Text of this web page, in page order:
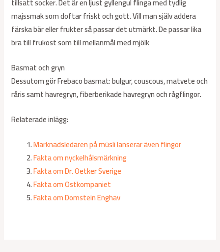
tillsatt socker. Det är en ljust gyllengul flinga med tydlig
majssmak som doftar friskt och gott. Vill man själv addera
färska bär eller frukter så passar det utmärkt. De passar lika
bra till frukost som till mellanmål med mjölk
Basmat och gryn
Dessutom gör Frebaco basmat: bulgur, couscous, matvete och
råris samt havregryn, fiberberikade havregryn och rågflingor.
Relaterade inlägg:
Marknadsledaren på müsli lanserar även flingor
Fakta om nyckelhålsmärkning
Fakta om Dr. Oetker Sverige
Fakta om Ostkompaniet
Fakta om Domstein Enghav